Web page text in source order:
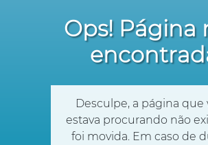
Ops! Página
Desculpe, a página que
estava procurando não
foi movida. Em caso de